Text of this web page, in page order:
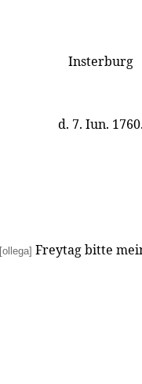
Insterburg
d. 7. Iun. 1760.
[ollega] Freytag bitte